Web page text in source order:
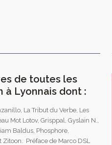
de toutes les
Lyonnais dont :
La Tribut du Verbe, Les
Mot Lotov, Grisppal, Gyslain N.,
Baldus, Phosphore,
Préface de Marco DSL